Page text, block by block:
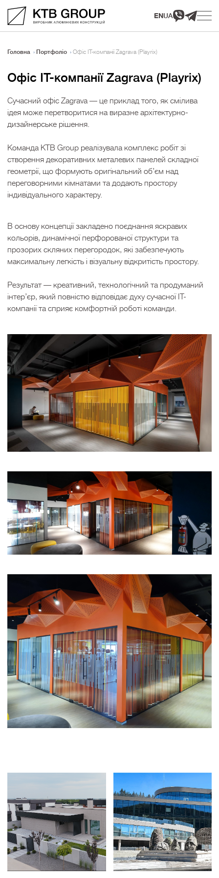
ENUA
Головна Портфоліо Офіс IT-компанії Zagrava (Playrix)
Офіс IT-компанії Zagrava (Playrix)
Сучасний офіс Zagrava — це приклад того, як смілива
ідея може перетворитися на виразне архітектурно-
дизайнерське рішення.
Команда KTB Group реалізувала комплекс робіт зі
створення декоративних металевих панелей складної
геометрії, що формують оригінальний об’єм над
переговорними кімнатами та додають простору
індивідуального характеру.
В основу концепції закладено поєднання яскравих
кольорів, динамічної перфорованої структури та
прозорих скляних перегородок, які забезпечують
максимальну легкість і візуальну відкритість простору.
Результат — креативний, технологічний та продуманий
інтер’єр, який повністю відповідає духу сучасної IT-
компанії та сприяє комфортній роботі команди.
ПРИВАТНИЙ БУДИНОК
АКВАПАРК «МАВКА»,
БУКОВЕЛЬ.
ОГЛЯДОВЕ КОЛЕСО,
БУКОВЕЛЬ
MCDONALD’S, М. ЯРЕМЧЕ